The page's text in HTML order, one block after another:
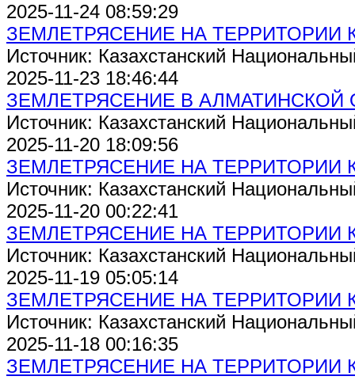
2025-11-24 08:59:29
ЗЕМЛЕТРЯСЕНИЕ НА ТЕРРИТОРИИ
Источник: Казахстанский
2025-11-23 18:46:44
ЗЕМЛЕТРЯСЕНИЕ В АЛМАТИНСКОЙ
Источник: Казахстанский
2025-11-20 18:09:56
ЗЕМЛЕТРЯСЕНИЕ НА ТЕРРИТОРИИ
Источник: Казахстанский
2025-11-20 00:22:41
ЗЕМЛЕТРЯСЕНИЕ НА ТЕРРИТОРИИ
Источник: Казахстанский
2025-11-19 05:05:14
ЗЕМЛЕТРЯСЕНИЕ НА ТЕРРИТОРИИ
Источник: Казахстанский
2025-11-18 00:16:35
ЗЕМЛЕТРЯСЕНИЕ НА ТЕРРИТОРИИ